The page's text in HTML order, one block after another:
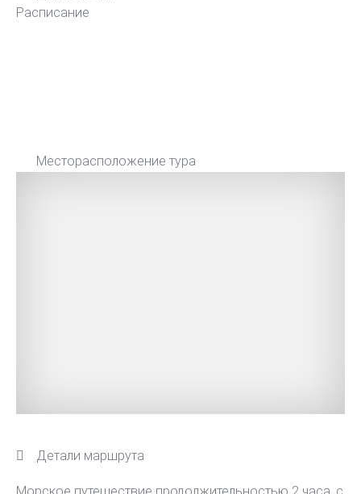
Расписание
Месторасположение тура
Детали маршрута